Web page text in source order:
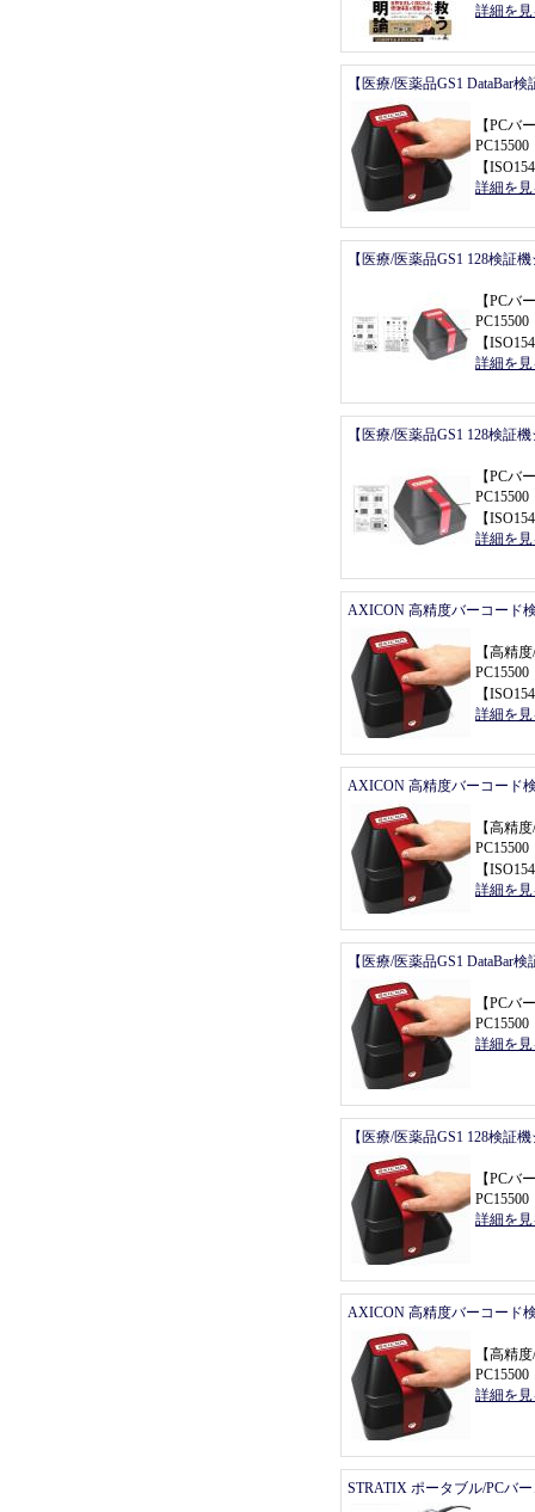
詳細を
【医療/医薬品GS1 DataBar
【PCバ
【
詳細を
【医療/医薬品GS1 128検証
【PCバ
【
詳細を
【医療/医薬品GS1 128検証
【PCバ
【
詳細を
AXICON 高精度バーコード
【高精
【
詳細を
AXICON 高精度バーコード
【高精
【
詳細を
【医療/医薬品GS1 DataBar
【PCバ
詳細を
【医療/医薬品GS1 128検証
【PCバ
詳細を
AXICON 高精度バーコード
【高精
詳細を
STRATIX ポータブル/PCバ